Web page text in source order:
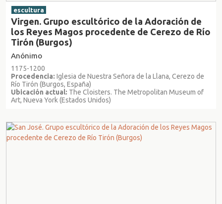
escultura
Virgen. Grupo escultórico de la Adoración de
los Reyes Magos procedente de Cerezo de Río
Tirón (Burgos)
Anónimo
1175-1200
Procedencia: Iglesia de Nuestra Señora de la Llana, Cerezo de
Río Tirón (Burgos, España)
Ubicación actual: The Cloisters. The Metropolitan Museum of
Art, Nueva York (Estados Unidos)